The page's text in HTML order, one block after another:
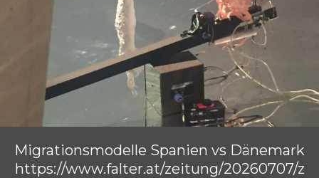
Migrationsmodelle Spanien vs Dänemark
https://www.falter.at/zeitung/20260707/z